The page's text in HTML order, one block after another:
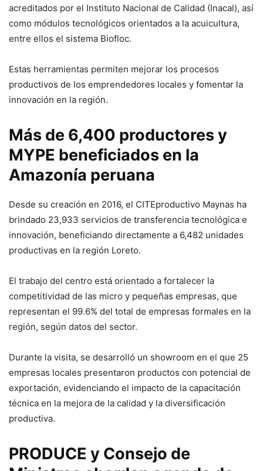
acreditados por el Instituto Nacional de Calidad (Inacal), así
como módulos tecnológicos orientados a la acuicultura,
entre ellos el sistema Biofloc.
Estas herramientas permiten mejorar los procesos
productivos de los emprendedores locales y fomentar la
innovación en la región.
Más de 6,400 productores y
MYPE beneficiados en la
Amazonía peruana
Desde su creación en 2016, el CITEproductivo Maynas ha
brindado 23,933 servicios de transferencia tecnológica e
innovación, beneficiando directamente a 6,482 unidades
productivas en la región Loreto.
El trabajo del centro está orientado a fortalecer la
competitividad de las micro y pequeñas empresas, que
representan el 99.6% del total de empresas formales en la
región, según datos del sector.
Durante la visita, se desarrolló un showroom en el que 25
empresas locales presentaron productos con potencial de
exportación, evidenciando el impacto de la capacitación
técnica en la mejora de la calidad y la diversificación
productiva.
PRODUCE y Consejo de